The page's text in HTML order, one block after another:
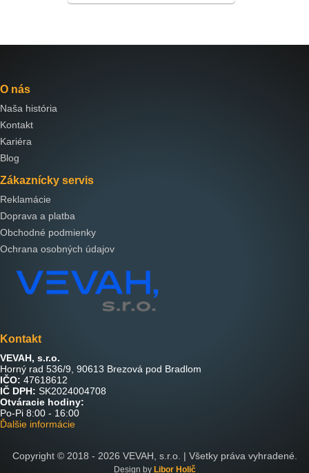
O nás
Naša história
Kontakt
Kariéra
Blog
Zákaznícky servis
Reklamácie
Doprava a platba
Obchodné podmienky
Ochrana osobných údajov
Kontakt
VEVAH, s.r.o.
Horný rad 536/9, 90613 Brezová pod Bradlom
IČO: 47618612
IČ DPH: SK2024004708
Otváracie hodiny:
Po-Pi 8:00 - 16:00
Ďalšie informácie
Copyright © 2018 - 2026 VEVAH, s.r.o. | Všetky práva vyhradené.
Design by Libor Holič